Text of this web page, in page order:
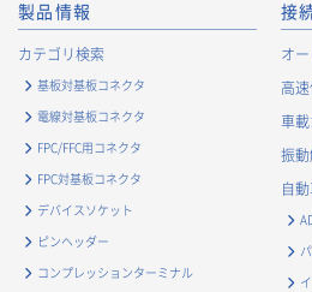
等、お客様へのサービス向上の
・
お客様の情報管理のため
・
お客様との取引の進捗状況を管
・
お客様に対してアンケートを実
・
お客様からのお問合せに対して
・
マーケティング調査及び分析のた
お取引先および業務上関係する他社
る個人情報
・
お問い合わせ対応、商談、打合
製品情報
カテゴリ検索
基板対基板コネクタ
電線対基板コネクタ
FPC/FFC用コネクタ
FPC対基板コネクタ
デバイスソケット
ピンヘッダー
コンプレッションターミナル
接
オ
高
車
振
自